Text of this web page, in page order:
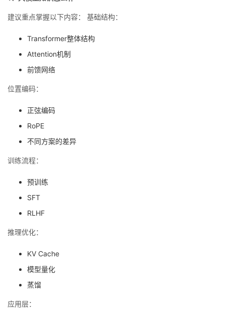
建议重点掌握以下内容： 基础结构：
Transformer整体结构
Attention机制
前馈网络
位置编码：
正弦编码
RoPE
不同方案的差异
训练流程：
预训练
SFT
RLHF
推理优化：
KV Cache
模型量化
蒸馏
应用层：